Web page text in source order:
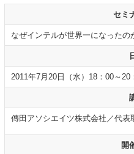
セミ
なぜインテルが世界一になったの
2011年7月20日（水）18：00～20
傳田アソシエイツ株式会社／代
開